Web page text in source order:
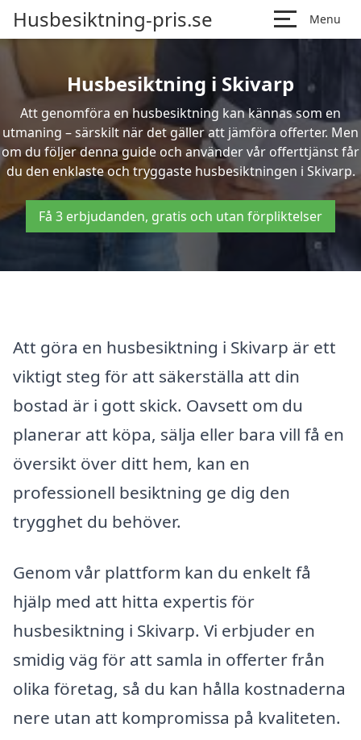
Husbesiktning-pris.se Menu
Husbesiktning i Skivarp
Att genomföra en husbesiktning kan kännas som en
utmaning – särskilt när det gäller att jämföra offerter. Men
om du följer denna guide och använder vår offerttjänst får
du den enklaste och tryggaste husbesiktningen i Skivarp.
Få 3 erbjudanden, gratis och utan förpliktelser
Att göra en husbesiktning i Skivarp är ett
viktigt steg för att säkerställa att din
bostad är i gott skick. Oavsett om du
planerar att köpa, sälja eller bara vill få en
översikt över ditt hem, kan en
professionell besiktning ge dig den
trygghet du behöver.
Genom vår plattform kan du enkelt få
hjälp med att hitta expertis för
husbesiktning i Skivarp. Vi erbjuder en
smidig väg för att samla in offerter från
olika företag, så du kan hålla kostnaderna
nere utan att kompromissa på kvaliteten.